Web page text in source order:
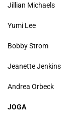
Jillian Michaels
Yumi Lee
Bobby Strom
Jeanette Jenkins
Andrea Orbeck
JOGA